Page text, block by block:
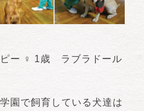
ー ♀ 1歳 ラブラドール
園で飼育している犬達は